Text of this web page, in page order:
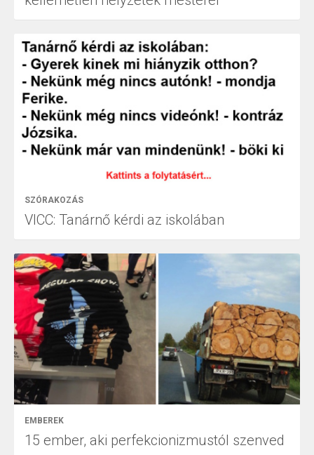
SZÓRAKOZÁS
VICC: Tanárnő kérdi az iskolában
EMBEREK
15 ember, aki perfekcionizmustól szenved